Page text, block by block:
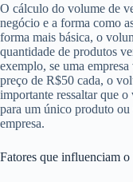
O cálculo do volume de
negócio e a forma como
forma mais básica, o
quantidade de produtos
exemplo, se uma
preço de R$50 cada, o
importante ressaltar que
para um único produto ou
empresa.
Fatores que influenciam